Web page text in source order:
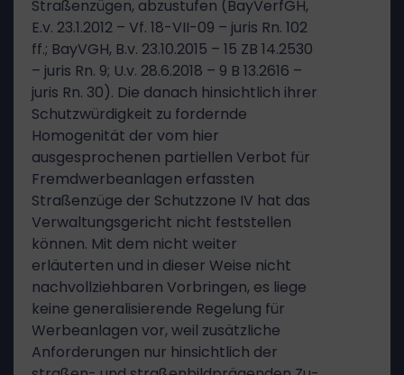
Straßenzügen, abzustufen (BayVerfGH,
E.v. 23.1.2012 – Vf. 18-VII-09 – juris Rn. 102
ff.; BayVGH, B.v. 23.10.2015 – 15 ZB 14.2530
– juris Rn. 9; U.v. 28.6.2018 – 9 B 13.2616 –
juris Rn. 30). Die danach hinsichtlich ihrer
Schutzwürdigkeit zu fordernde
Homogenität der vom hier
ausgesprochenen partiellen Verbot für
Fremdwerbeanlagen erfassten
Straßenzüge der Schutzzone IV hat das
Verwaltungsgericht nicht feststellen
können. Mit dem nicht weiter
erläuterten und in dieser Weise nicht
nachvollziehbaren Vorbringen, es liege
keine generalisierende Regelung für
Werbeanlagen vor, weil zusätzliche
Anforderungen nur hinsichtlich der